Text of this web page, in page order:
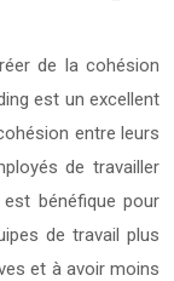
de la cohésion
est un excellent
entre leurs
de travailler
bénéfique pour
de travail plus
et à avoir moins